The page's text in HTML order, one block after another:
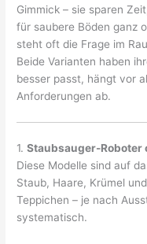
Gimmick – sie sparen
für saubere Böden ganz
steht oft die Frage im
Beide Varianten haben
besser passt, hängt vor
Anforderungen ab.
1.Staubsauger-Roboter
Diese Modelle sind auf
Staub, Haare, Krümel
Teppichen – je nach
systematisch.